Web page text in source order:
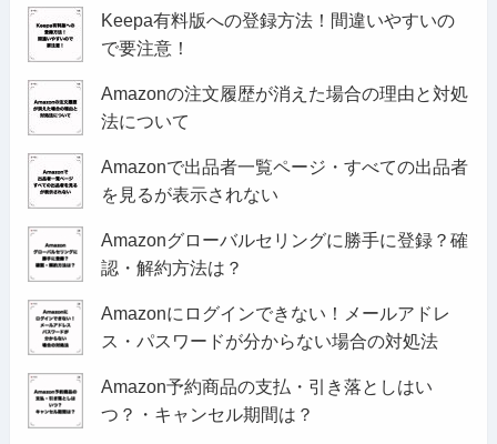
Keepa有料版への登録方法！間違いやすいの
で要注意！
Amazonの注文履歴が消えた場合の理由と対処
法について
Amazonで出品者一覧ページ・すべての出品者
を見るが表示されない
Amazonグローバルセリングに勝手に登録？確
認・解約方法は？
Amazonにログインできない！メールアドレ
ス・パスワードが分からない場合の対処法
Amazon予約商品の支払・引き落としはい
つ？・キャンセル期間は？